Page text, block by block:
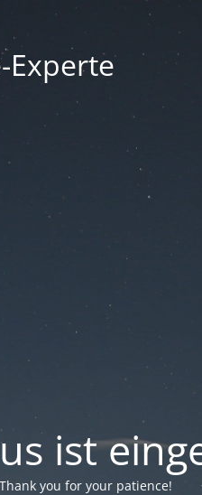
Experte
ist
you for your patience!